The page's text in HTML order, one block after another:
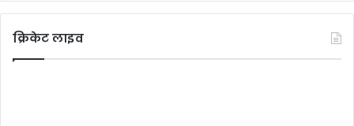
क्रिकेट लाइव